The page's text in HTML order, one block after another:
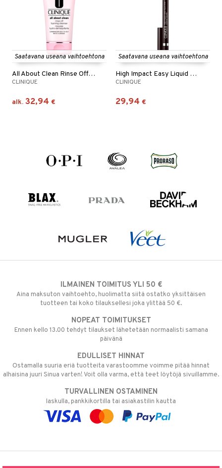
Saatavana useana vaihtoehtona
All About Clean Rinse Off Foaming Cleanser
CLINIQUE
alk. 32,94 €
Saatavana useana vaihtoehtona
High Impact Easy Liquid Liner
CLINIQUE
29,94 €
ILMAINEN TOIMITUS YLI 50 €
Aina maksuton vaihtoehto, huolimatta siitä ostatko yksittäisen
tuotteen tai koko tilauksellesi joka ylittää 50 €.
NOPEAT TOIMITUKSET
Ennen kello 13.00 tehdyt tilaukset lähetetään normaalisti samana
päivänä
EDULLISET HINNAT
Ostamalla suuria eriä tuotteita varastoomme voimme pitää hinnat
alhaisina juuri Sinua varten! Voit olla varma, että teet löytöjä sivuillamme.
TURVALLINEN OSTAMINEN
laskulla, pankkikortilla tai asiakastilin kautta